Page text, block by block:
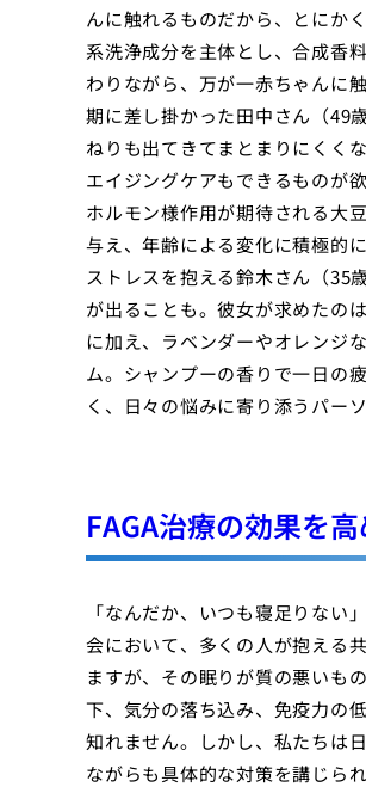
んに触れるものだから、とにか
系洗浄成分を主体とし、合成香
わりながら、万が一赤ちゃんに
期に差し掛かった田中さん（49
ねりも出てきてまとまりにくく
エイジングケアもできるものが
ホルモン様作用が期待される大
与え、年齢による変化に積極的
ストレスを抱える鈴木さん（35歳
が出ることも。彼女が求めたの
に加え、ラベンダーやオレンジ
ム。シャンプーの香りで一日の
く、日々の悩みに寄り添うパー
FAGA治療の効果を
「なんだか、いつも寝足りな
会において、多くの人が抱える
ますが、その眠りが質の悪いも
下、気分の落ち込み、免疫力の
知れません。しかし、私たちは
ながらも具体的な対策を講じら